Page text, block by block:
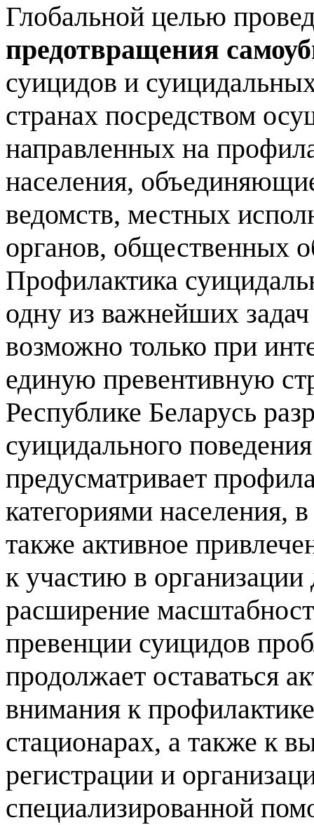
Глобальной целью
предотвращения
суицидов и
странах посредством
направленных на
населения,
ведомств, местных
органов, общественных
Профилактика
одну из важнейших
возможно только при
единую превентивную
Республике Беларусь
суицидального
предусматривает
категориями населения,
также активное
к участию в
расширение
превенции суицидов
продолжает оставаться
внимания к
стационарах, а также к
регистрации и
специализированной